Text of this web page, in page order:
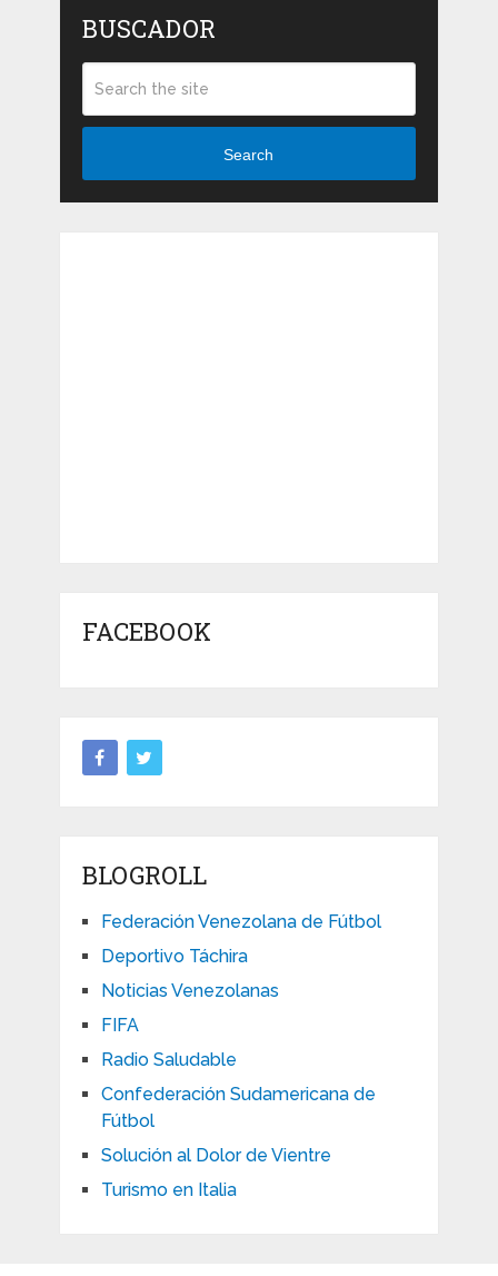
BUSCADOR
Search
FACEBOOK
BLOGROLL
Federación Venezolana de Fútbol
Deportivo Táchira
Noticias Venezolanas
FIFA
Radio Saludable
Confederación Sudamericana de
Fútbol
Solución al Dolor de Vientre
Turismo en Italia